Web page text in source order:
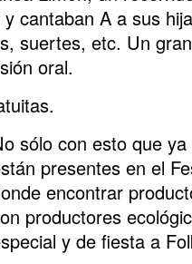
cantaban A a sus
suertes, etc. Un
oral.
sólo con esto que
presentes en el
encontrar
productores
y de fiesta a